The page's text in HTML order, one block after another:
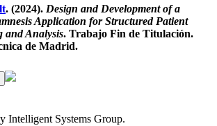
. (2024). Design and Development of a
Application for Structured Patient
and Analysis. Trabajo Fin de Titulación.
de Madrid.
Intelligent Systems Group.